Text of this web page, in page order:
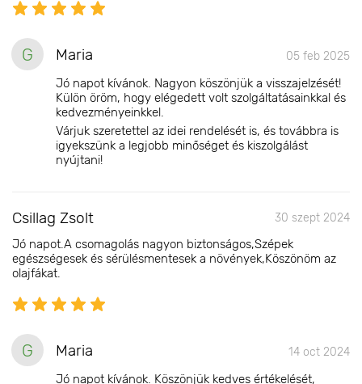
G Maria 05 feb 2025
Jó napot kívánok. Nagyon köszönjük a visszajelzését!
Külön öröm, hogy elégedett volt szolgáltatásainkkal és
kedvezményeinkkel.
Várjuk szeretettel az idei rendelését is, és továbbra is
igyekszünk a legjobb minőséget és kiszolgálást
nyújtani!
Csillag Zsolt 30 szept 2024
Jó napot.A csomagolás nagyon biztonságos,Szépek
egészségesek és sérülésmentesek a növények,Köszönöm az
olajfákat.
G Maria 14 oct 2024
Jó napot kívánok. Köszönjük kedves értékelését,